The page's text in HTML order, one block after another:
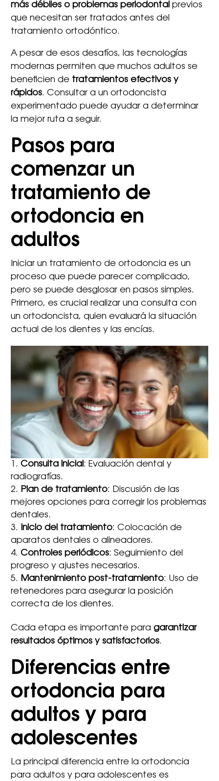
más débiles o problemas periodontal previos
que necesitan ser tratados antes del
tratamiento ortodóntico.
A pesar de esos desafíos, las tecnologías
modernas permiten que muchos adultos se
beneficien de tratamientos efectivos y
rápidos. Consultar a un ortodoncista
experimentado puede ayudar a determinar
la mejor ruta a seguir.
Pasos para
comenzar un
tratamiento de
ortodoncia en
adultos
Iniciar un tratamiento de ortodoncia es un
proceso que puede parecer complicado,
pero se puede desglosar en pasos simples.
Primero, es crucial realizar una consulta con
un ortodoncista, quien evaluará la situación
actual de los dientes y las encías.
Consulta inicial: Evaluación dental y
radiografías.
Plan de tratamiento: Discusión de las
mejores opciones para corregir los problemas
dentales.
Inicio del tratamiento: Colocación de
aparatos dentales o alineadores.
Controles periódicos: Seguimiento del
progreso y ajustes necesarios.
Mantenimiento post-tratamiento: Uso de
retenedores para asegurar la posición
correcta de los dientes.
Cada etapa es importante paragarantizar
resultados óptimos y satisfactorios.
Diferencias entre
ortodoncia para
adultos y para
adolescentes
La principal diferencia entre la ortodoncia
para adultos y para adolescentes es